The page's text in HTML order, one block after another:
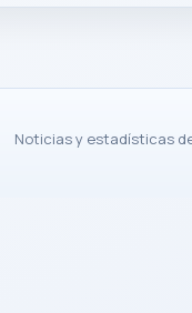
Noticias y estadísticas